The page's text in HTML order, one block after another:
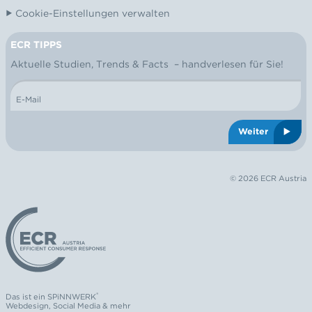
Cookie-Einstellungen verwalten
NEWSLETTER
ECR TIPPS
Aktuelle Studien, Trends & Facts – handverlesen für Sie!
E-Mail
Weiter
© 2026 ECR Austria
Logo: ECR Austria
Das ist ein SPiNNWERK®
Webdesign, Social Media& mehr